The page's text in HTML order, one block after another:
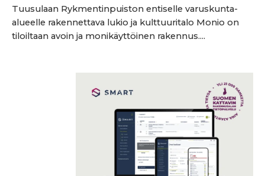
Tuusulaan Rykmentinpuiston entiselle varuskunta-
alueelle rakennettava lukio ja kulttuuritalo Monio on
tiloiltaan avoin ja monikäyttöinen rakennus....